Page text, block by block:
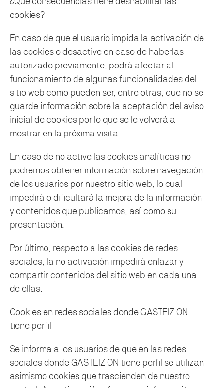
cookies?
En caso de que el usuario impida la activación de
las cookies o desactive en caso de haberlas
autorizado previamente, podrá afectar al
funcionamiento de algunas funcionalidades del
sitio web como pueden ser, entre otras, que no se
guarde información sobre la aceptación del aviso
inicial de cookies por lo que se le volverá a
mostrar en la próxima visita.
En caso de no active las cookies analíticas no
podremos obtener información sobre navegación
de los usuarios por nuestro sitio web, lo cual
impedirá o dificultará la mejora de la información
y contenidos que publicamos, así como su
presentación.
Por último, respecto a las cookies de redes
sociales, la no activación impedirá enlazar y
compartir contenidos del sitio web en cada una
de ellas.
Cookies en redes sociales donde GASTEIZ ON
tiene perfil
Se informa a los usuarios de que en las redes
sociales donde GASTEIZ ON tiene perfil se utilizan
asimismo cookies que trascienden de nuestro